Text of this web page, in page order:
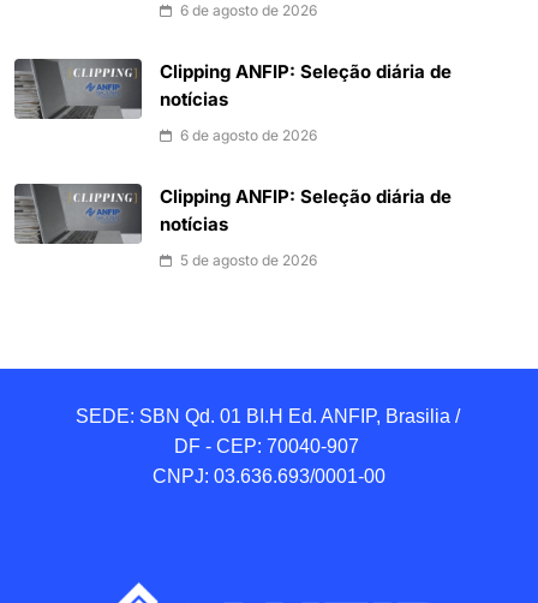
6 de agosto de 2026
Clipping ANFIP: Seleção diária de
notícias
6 de agosto de 2026
Clipping ANFIP: Seleção diária de
notícias
5 de agosto de 2026
SEDE: SBN Qd. 01 BI.H Ed. ANFIP, Brasilia /
DF - CEP: 70040-907
CNPJ: 03.636.693/0001-00